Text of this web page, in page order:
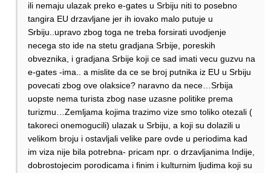
ili nemaju ulazak preko e-gates u Srbiju niti to posebno
tangira EU drzavljane jer ih iovako malo putuje u
Srbiju..upravo zbog toga ne treba forsirati uvodjenje
necega sto ide na stetu gradjana Srbije, poreskih
obveznika, i gradjana Srbije koji ce sad imati vecu guzvu na
e-gates -ima.. a mislite da ce se broj putnika iz EU u Srbiju
povecati zbog ove olaksice? naravno da nece…Srbija
uopste nema turista zbog nase uzasne politike prema
turizmu…Zemljama kojima trazimo vize smo toliko otezali (
takoreci onemogucili) ulazak u Srbiju, a koji su dolazili u
velikom broju i ostavljali velike pare ovde u periodima kad
im viza nije bila potrebna- pricam npr. o drzavljanima Indije,
dobrostojecim porodicama i finim i kulturnim ljudima koji su